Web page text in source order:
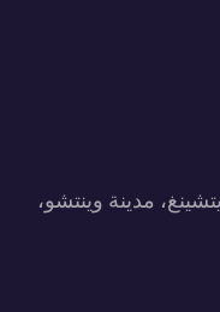
مدينة وينتشو،